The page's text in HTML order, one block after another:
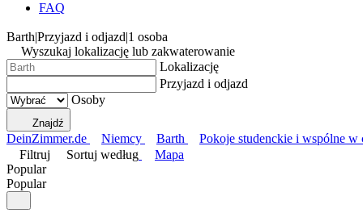
FAQ
Barth|Przyjazd i odjazd|1 osoba
Wyszukaj lokalizację lub zakwaterowanie
Lokalizację
Przyjazd i odjazd
Osoby
Znajdź
DeinZimmer.de Niemcy Barth
Pokoje studenckie i wspólne w
Filtruj
Sortuj według
Mapa
Popular
Popular